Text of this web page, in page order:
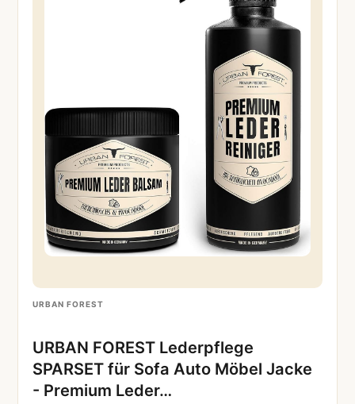
URBAN FOREST
URBAN FOREST Lederpflege
SPARSET für Sofa Auto Möbel Jacke
- Premium Leder…